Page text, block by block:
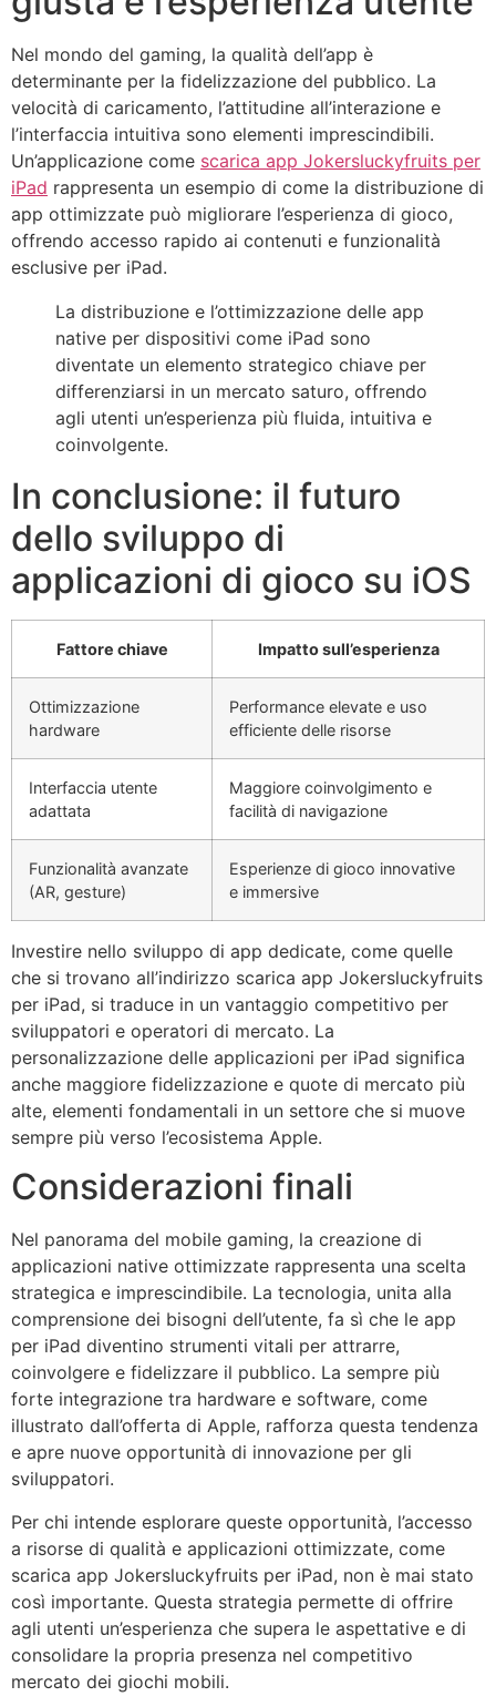
Nel mondo del gaming, la qualità dell’app è
determinante per la fidelizzazione del pubblico. La
velocità di caricamento, l’attitudine all’interazione e
l’interfaccia intuitiva sono elementi imprescindibili.
Un’applicazione come scarica app Jokersluckyfruits per
iPad rappresenta un esempio di come la distribuzione di
app ottimizzate può migliorare l’esperienza di gioco,
offrendo accesso rapido ai contenuti e funzionalità
esclusive per iPad.
La distribuzione e l’ottimizzazione delle app
native per dispositivi come iPad sono
diventate un elemento strategico chiave per
differenziarsi in un mercato saturo, offrendo
agli utenti un’esperienza più fluida, intuitiva e
coinvolgente.
In conclusione: il futuro
dello sviluppo di
applicazioni di gioco su iOS
Fattore chiave Impatto sull’esperienza
Ottimizzazione
hardware
Performance elevate e uso
efficiente delle risorse
Interfaccia utente
adattata
Maggiore coinvolgimento e
facilità di navigazione
Funzionalità avanzate
(AR, gesture)
Esperienze di gioco innovative
e immersive
Investire nello sviluppo di app dedicate, come quelle
che si trovano all’indirizzo scarica app Jokersluckyfruits
per iPad, si traduce in un vantaggio competitivo per
sviluppatori e operatori di mercato. La
personalizzazione delle applicazioni per iPad significa
anche maggiore fidelizzazione e quote di mercato più
alte, elementi fondamentali in un settore che si muove
sempre più verso l’ecosistema Apple.
Considerazioni finali
Nel panorama del mobile gaming, la creazione di
applicazioni native ottimizzate rappresenta una scelta
strategica e imprescindibile. La tecnologia, unita alla
comprensione dei bisogni dell’utente, fa sì che le app
per iPad diventino strumenti vitali per attrarre,
coinvolgere e fidelizzare il pubblico. La sempre più
forte integrazione tra hardware e software, come
illustrato dall’offerta di Apple, rafforza questa tendenza
e apre nuove opportunità di innovazione per gli
sviluppatori.
Per chi intende esplorare queste opportunità, l’accesso
a risorse di qualità e applicazioni ottimizzate, come
scarica app Jokersluckyfruits per iPad, non è mai stato
così importante. Questa strategia permette di offrire
agli utenti un’esperienza che supera le aspettative e di
consolidare la propria presenza nel competitivo
mercato dei giochi mobili.